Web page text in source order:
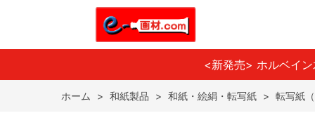
<新発売> ホルベイ
ホーム > 和紙製品 > 和紙・絵絹・転写紙 > 転写紙